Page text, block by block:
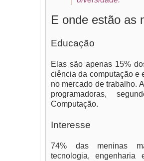
E onde estão as
Educação
Elas são apenas 15%
ciência da computação e
no mercado de trabalho.
programadoras,
Computação.
Interesse
74% das meninas
tecnologia,